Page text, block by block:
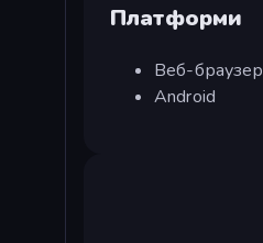
Платформи
Веб-браузер
Android